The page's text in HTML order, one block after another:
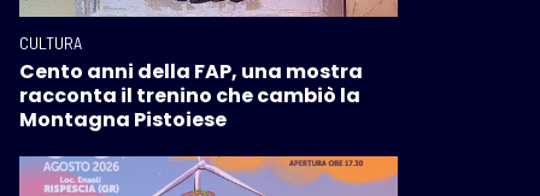
CULTURA
Cento anni della FAP, una mostra
racconta il trenino che cambiò la
Montagna Pistoiese